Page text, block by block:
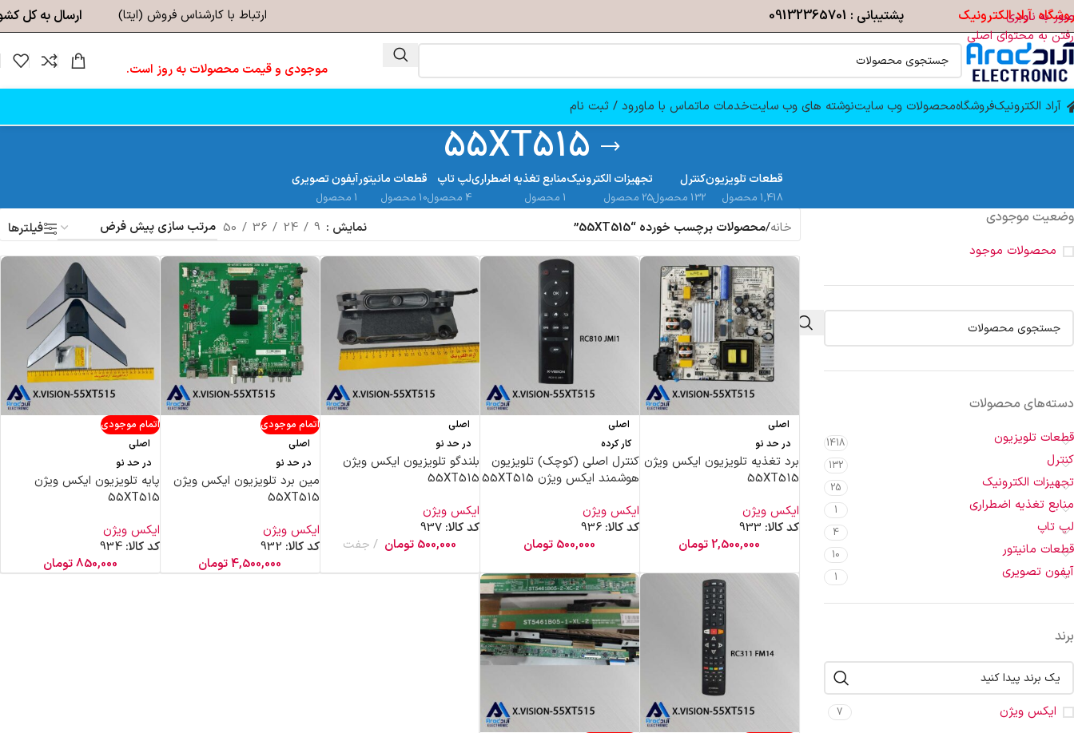
عبور به ناوبری
رفتن به محتوای اصلی
آراد الکترونیک پشتیبانی : 09132365701 ارتباط با کارشناس فروش (ایتا) ارسال به کل
موجودی و قیمت محصولات به روز است.
آراد الکترونیکفروشگاهمحصولات وب سایتنوشته های وب سایتخدمات ماتماس با ماورود / ثبت نام
55XT515
قطعات تلویزیون
1,418 محصول
کنترل
132 محصول
تجهیزات الکترونیک
25 محصول
منابع تغذیه اضطراری
1 محصول
لپ تاپ
4 محصول
قطعات مانیتور
10 محصول
آیفون تصویری
1 محصول
وضعیت موجودی
محصولات موجود
دسته‌های محصولات
قطعات تلویزیون 1418
کنترل 132
تجهیزات الکترونیک 25
منابع تغذیه اضطراری 1
لپ تاپ 4
قطعات مانیتور 10
آیفون تصویری 1
برند
ایکس ویژن 7
خانه/محصولات برچسب خورده “55XT515” نمایش 9
24
36
50 فیلترها
اصلی
در حد نو
برد تغذیه تلویزیون ایکس ویژن
55XT515
ایکس ویژن
کد کالا: 933
2,500,000تومان
اصلی
کار کرده
کنترل اصلی (کوچک) تلویزیون
هوشمند ایکس ویژن 55XT515
ایکس ویژن
کد کالا:936
500,000 تومان
اصلی
در حد نو
بلندگو تلویزیون ایکس ویژن
55XT515
ایکس ویژن
کد کالا:937
500,000 تومان جفت
اتمام موجودی
اصلی
در حد نو
مین برد تلویزیون ایکس ویژن
55XT515
ایکس ویژن
کد کالا: 932
4,500,000تومان
اتمام موجودی
اصلی
در حد نو
پایه تلویزیون ایکس ویژن
55XT515
ایکس ویژن
کد کالا:934
850,000تومان